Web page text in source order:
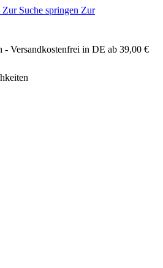
Zur Suche springen Zur
- Versandkostenfrei in DE ab 39,00 €